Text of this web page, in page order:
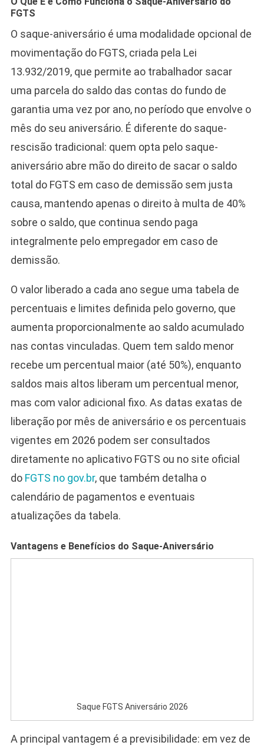
FGTS
O saque-aniversário é uma modalidade opcional de
movimentação do FGTS, criada pela Lei
13.932/2019, que permite ao trabalhador sacar
uma parcela do saldo das contas do fundo de
garantia uma vez por ano, no período que envolve o
mês do seu aniversário. É diferente do saque-
rescisão tradicional: quem opta pelo saque-
aniversário abre mão do direito de sacar o saldo
total do FGTS em caso de demissão sem justa
causa, mantendo apenas o direito à multa de 40%
sobre o saldo, que continua sendo paga
integralmente pelo empregador em caso de
demissão.
O valor liberado a cada ano segue uma tabela de
percentuais e limites definida pelo governo, que
aumenta proporcionalmente ao saldo acumulado
nas contas vinculadas. Quem tem saldo menor
recebe um percentual maior (até 50%), enquanto
saldos mais altos liberam um percentual menor,
mas com valor adicional fixo. As datas exatas de
liberação por mês de aniversário e os percentuais
vigentes em 2026 podem ser consultados
diretamente no aplicativo FGTS ou no site oficial
do FGTS no gov.br, que também detalha o
calendário de pagamentos e eventuais
atualizações da tabela.
Vantagens e Benefícios do Saque-Aniversário
Saque FGTS Aniversário 2026
A principal vantagem é a previsibilidade: em vez de